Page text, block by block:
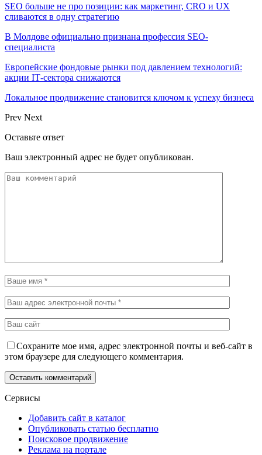
SEO больше не про позиции: как маркетинг, CRO и UX
сливаются в одну стратегию
В Молдове официально признана профессия SEO-
специалиста
Европейские фондовые рынки под давлением технологий:
акции IT‑сектора снижаются
Локальное продвижение становится ключом к успеху бизнеса
Prev Next
Оставьте ответ
Ваш электронный адрес не будет опубликован.
Сохраните мое имя, адрес электронной почты и веб-сайт в
этом браузере для следующего комментария.
Сервисы
Добавить сайт в каталог
Опубликовать статью бесплатно
Поисковое продвижение
Реклама на портале